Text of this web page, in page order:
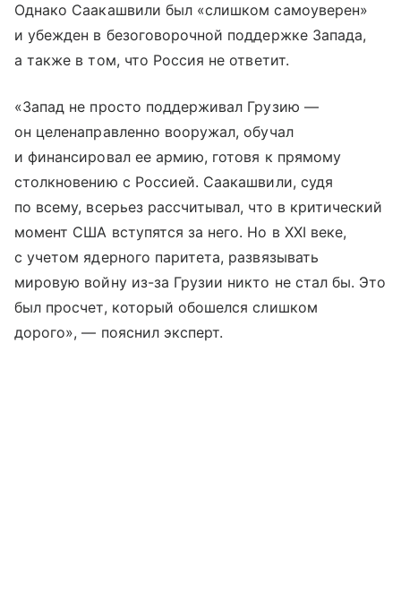
Однако Саакашвили был «слишком самоуверен»
и убежден в безоговорочной поддержке Запада,
а также в том, что Россия не ответит.
«Запад не просто поддерживал Грузию —
он целенаправленно вооружал, обучал
и финансировал ее армию, готовя к прямому
столкновению с Россией. Саакашвили, судя
по всему, всерьез рассчитывал, что в критический
момент США вступятся за него. Но в XXI веке,
с учетом ядерного паритета, развязывать
мировую войну из-за Грузии никто не стал бы. Это
был просчет, который обошелся слишком
дорого», — пояснил эксперт.